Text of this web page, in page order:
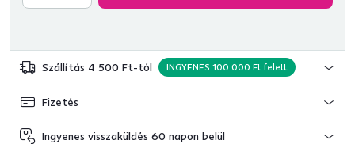
Szállítás 4 500 Ft-tól INGYENES 100 000 Ft felett
Fizetés
Ingyenes visszaküldés 60 napon belül